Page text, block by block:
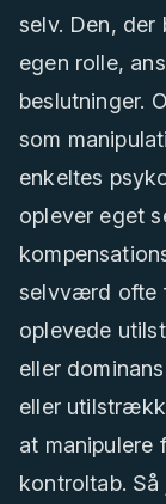
selv. Den, der
egen rolle,
beslutninger.
som
enkeltes
oplever eget
selvværd ofte
oplevede
eller
eller
at manipulere
kontroltab.